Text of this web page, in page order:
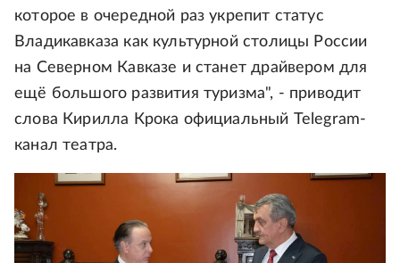
которое в очередной раз укрепит статус
Владикавказа как культурной столицы России
на Северном Кавказе и станет драйвером для
ещё большого развития туризма", - приводит
слова Кирилла Крока официальный Telegram-
канал театра.